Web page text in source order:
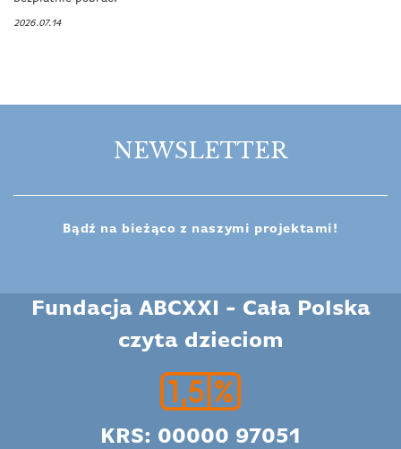
2026.07.14
NEWSLETTER
Bądź na bieżąco z naszymi projektami!
Fundacja ABCXXI - Cała Polska
czyta dzieciom
KRS: 00000 97051